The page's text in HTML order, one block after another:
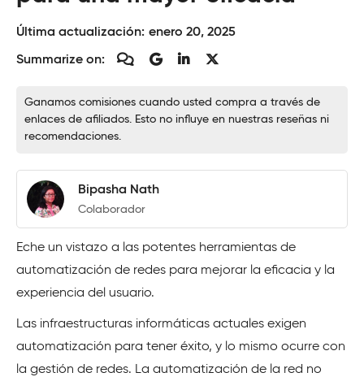
Última actualización: enero 20, 2025
Summarize on:
Ganamos comisiones cuando usted compra a través de
enlaces de afiliados. Esto no influye en nuestras reseñas ni
recomendaciones.
Bipasha Nath
Colaborador
Eche un vistazo a las potentes herramientas de
automatización de redes para mejorar la eficacia y la
experiencia del usuario.
Las infraestructuras informáticas actuales exigen
automatización para tener éxito, y lo mismo ocurre con
la gestión de redes. La automatización de la red no